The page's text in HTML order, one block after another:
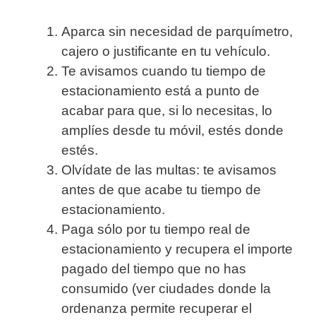
Aparca sin necesidad de parquímetro,
cajero o justificante en tu vehículo.
Te avisamos cuando tu tiempo de
estacionamiento está a punto de
acabar para que, si lo necesitas, lo
amplíes desde tu móvil, estés donde
estés.
Olvídate de las multas: te avisamos
antes de que acabe tu tiempo de
estacionamiento.
Paga sólo por tu tiempo real de
estacionamiento y recupera el importe
pagado del tiempo que no has
consumido (ver ciudades donde la
ordenanza permite recuperar el